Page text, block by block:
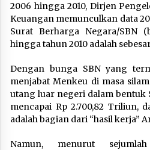
2006 hingga 2010, Dirjen
Keuangan memunculkan data
Surat Berharga Negara/SBN
hingga tahun 2010 adalah
Dengan bunga SBN yang
menjabat Menkeu di masa
utang luar negeri dalam bentuk
mencapai Rp 2.700,82 Triliun,
adalah bagian dari “hasil kerja”
Namun, menurut